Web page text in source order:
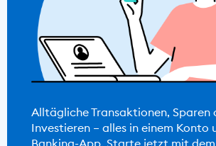
Alltägliche Transaktionen, Sparen
Investieren – alles in einem Konto
Banking-App. Starte jetzt mit dem